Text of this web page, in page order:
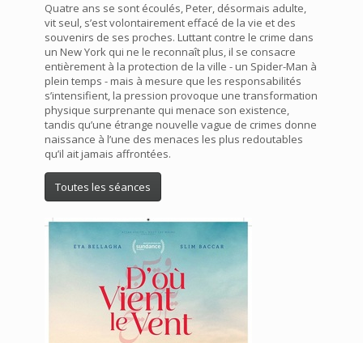
Quatre ans se sont écoulés, Peter, désormais adulte,
vit seul, s’est volontairement effacé de la vie et des
souvenirs de ses proches. Luttant contre le crime dans
un New York qui ne le reconnaît plus, il se consacre
entièrement à la protection de la ville - un Spider-Man à
plein temps - mais à mesure que les responsabilités
s’intensifient, la pression provoque une transformation
physique surprenante qui menace son existence,
tandis qu’une étrange nouvelle vague de crimes donne
naissance à l’une des menaces les plus redoutables
qu’il ait jamais affrontées.
Toutes les séances